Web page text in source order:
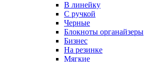
В линейку
С ручкой
Черные
Блокноты органайзеры
Бизнес
На резинке
Мягкие